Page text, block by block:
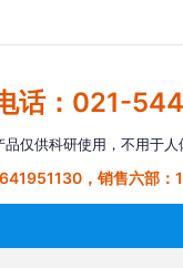
话：021-
品仅供科研使用，不用于人
，销售六部